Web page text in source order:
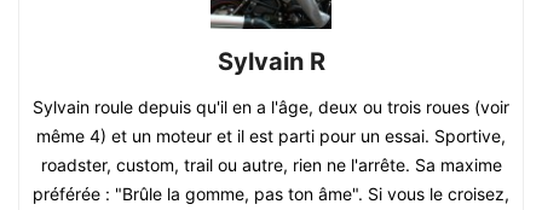
Sylvain R
Sylvain roule depuis qu'il en a l'âge, deux ou trois roues (voir
même 4) et un moteur et il est parti pour un essai. Sportive,
roadster, custom, trail ou autre, rien ne l'arrête. Sa maxime
préférée : "Brûle la gomme, pas ton âme". Si vous le croisez,